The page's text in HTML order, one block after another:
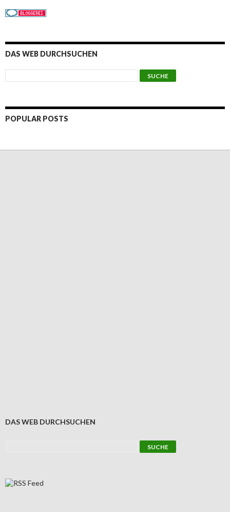
DAS WEB DURCHSUCHEN
POPULAR POSTS
DAS WEB DURCHSUCHEN